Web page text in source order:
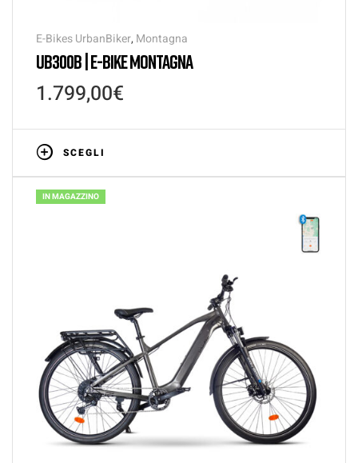
E-Bikes UrbanBiker, Montagna
UB300B | E-BIKE MONTAGNA
1.799,00€
SCEGLI
IN MAGAZZINO